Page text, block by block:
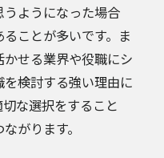
ようになった場合
ことが多いです。ま
せる業界や役職にシ
検討する強い理由に
な選択をすること
がります。